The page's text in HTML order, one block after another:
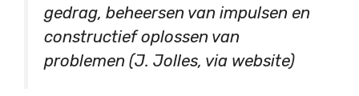
gedrag, beheersen van impulsen en
constructief oplossen van
problemen (J. Jolles, via website)